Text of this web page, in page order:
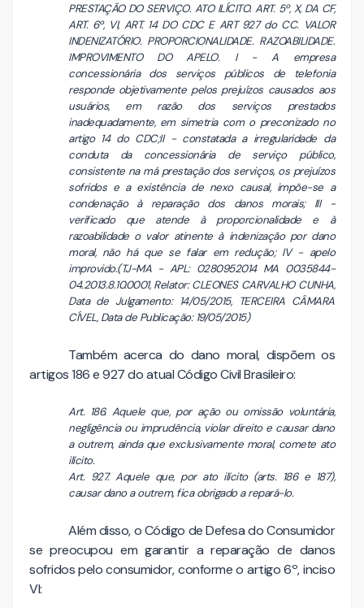
PRESTAÇÃO DO SERVIÇO. ATO ILÍCITO. ART. 5º, X, DA CF,
ART. 6º, VI, ART. 14 DO CDC E ART 927 do CC. VALOR
INDENIZATÓRIO. PROPORCIONALIDADE. RAZOABILIDADE.
IMPROVIMENTO DO APELO. I - A empresa
concessionária dos serviços públicos de telefonia
responde objetivamente pelos prejuízos causados aos
usuários, em razão dos serviços prestados
inadequadamente, em simetria com o preconizado no
artigo 14 do CDC;II - constatada a irregularidade da
conduta da concessionária de serviço público,
consistente na má prestação dos serviços, os prejuízos
sofridos e a existência de nexo causal, impõe-se a
condenação à reparação dos danos morais; III -
verificado que atende à proporcionalidade e à
razoabilidade o valor atinente à indenização por dano
moral, não há que se falar em redução; IV - apelo
improvido.(TJ-MA - APL: 0280952014 MA 0035844-
04.2013.8.10.0001, Relator: CLEONES CARVALHO CUNHA,
Data de Julgamento: 14/05/2015, TERCEIRA CÂMARA
CÍVEL, Data de Publicação: 19/05/2015)
Também acerca do dano moral, dispõem os
artigos 186 e 927 do atual Código Civil Brasileiro:
Art. 186. Aquele que, por ação ou omissão voluntária,
negligência ou imprudência, violar direito e causar dano
a outrem, ainda que exclusivamente moral, comete ato
ilícito.
Art. 927. Aquele que, por ato ilícito (arts. 186 e 187),
causar dano a outrem, fica obrigado a repará-lo.
Além disso, o Código de Defesa do Consumidor
se preocupou em garantir a reparação de danos
sofridos pelo consumidor, conforme o artigo 6º, inciso
VI: